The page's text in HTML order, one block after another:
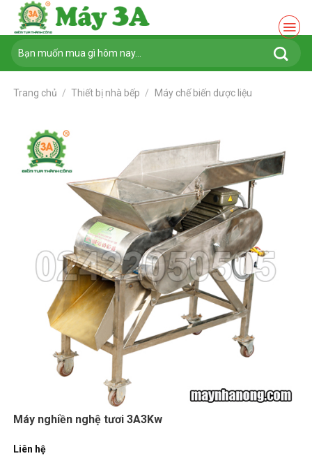
Chuyển
nội
dung
Tìm
kiếm:
Trang chủ / Thiết bị nhà bếp / Máy chế biến dược liệu
Máy nghiền nghệ tươi 3A3Kw
Liên hệ